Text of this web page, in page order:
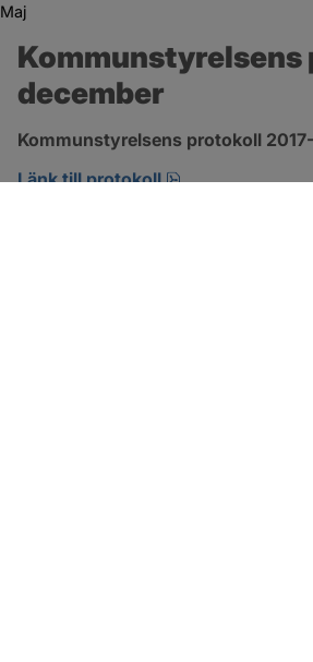
Maj
Kommunstyrelsens
december
Kommunstyrelsens protokoll
Länk till protokoll
pdf, 123.1 kB,